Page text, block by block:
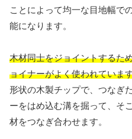
ことによって均一な目地幅で
能になります。
木材同士をジョイントするた
ョイナーがよく使われていま
形状の木製チップで、つなぎ
ーをはめ込む溝を掘って、そ
材をつなぎ合わせます。